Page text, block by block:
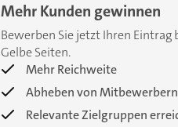
Mehr Kunden gewinnen
Bewerben Sie jetzt Ihren Eintrag
Gelbe Seiten.
Mehr Reichweite
Abheben von Mitbewerbern
Relevante Zielgruppen